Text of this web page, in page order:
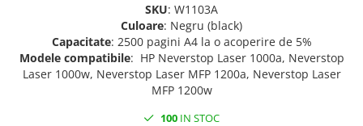
SKU: W1103A
Culoare: Negru (black)
Capacitate: 2500 pagini A4 la o acoperire de 5%
Modele compatibile: HP Neverstop Laser 1000a, Neverstop
Laser 1000w, Neverstop Laser MFP 1200a, Neverstop Laser
MFP 1200w
100 IN STOC